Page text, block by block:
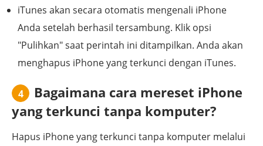
iTunes akan secara otomatis mengenali iPhone
Anda setelah berhasil tersambung. Klik opsi
"Pulihkan" saat perintah ini ditampilkan. Anda akan
menghapus iPhone yang terkunci dengan iTunes.
4
Bagaimana cara mereset iPhone
yang terkunci tanpa komputer?
Hapus iPhone yang terkunci tanpa komputer melalui